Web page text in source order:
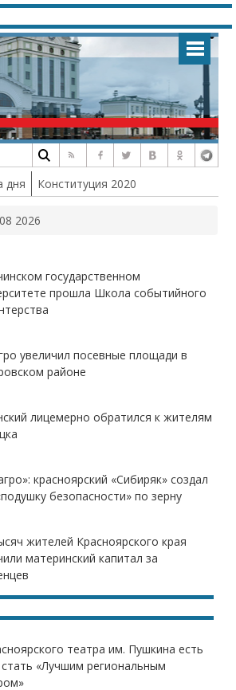
дня
Конституция 2020
2026
государственном
прошла Школа событийного
увеличил посевные площади в
районе
лицемерно обратился к жителям
красноярский «Сибиряк» создал
безопасности» по зерну
жителей Красноярского края
материнский капитал за
театра им. Пушкина есть
«Лучшим региональным